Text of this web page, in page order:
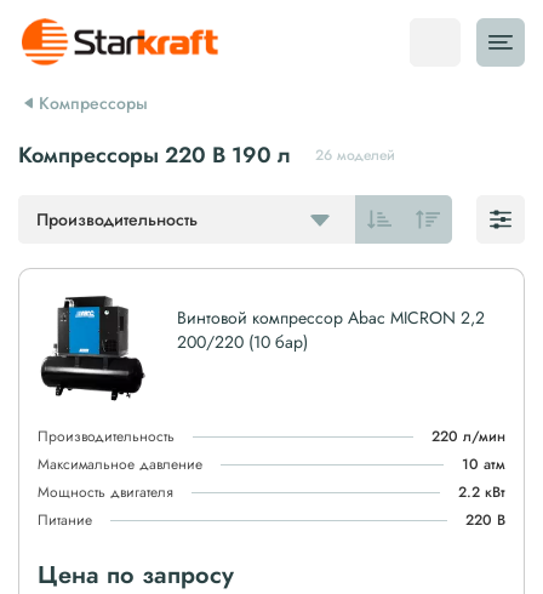
Компрессоры
Компрессоры 220 В 190 л 26 моделей
Производительность
Винтовой компрессор Abac MICRON 2,2
200/220 (10 бар)
Производительность
220 л/мин
Максимальное давление
10 атм
Мощность двигателя
2.2 кВт
Питание
220 В
Цена по запросу